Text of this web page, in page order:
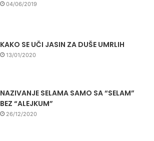
04/06/2019
KAKO SE UČI JASIN ZA DUŠE UMRLIH
13/01/2020
NAZIVANJE SELAMA SAMO SA “SELAM”
BEZ “ALEJKUM”
26/12/2020